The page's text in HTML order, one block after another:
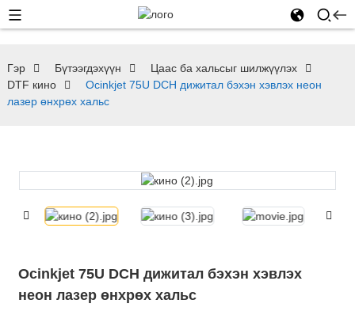
Гэр Бүтээгдэхүүн
Цаас ба хальсыг шилжүүлэх
DTF кино
Ocinkjet 75U DCH дижитал бэхэн хэвлэх неон
лазер өнхрөх хальс
Ocinkjet 75U DCH дижитал бэхэн хэвлэх
неон лазер өнхрөх хальс